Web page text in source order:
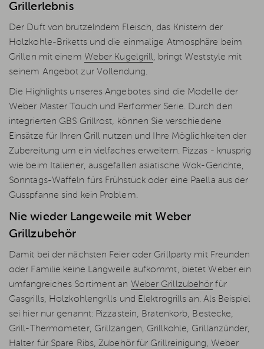
Grillerlebnis
Der Duft von brutzelndem Fleisch, das Knistern der
Holzkohle-Briketts und die einmalige Atmosphäre beim
Grillen mit einem Weber Kugelgrill, bringt Weststyle mit
seinem Angebot zur Vollendung.
Die Highlights unseres Angebotes sind die Modelle der
Weber Master Touch und Performer Serie. Durch den
integrierten GBS Grillrost, können Sie verschiedene
Einsätze für Ihren Grill nutzen und Ihre Möglichkeiten der
Zubereitung um ein vielfaches erweitern. Pizzas - knusprig
wie beim Italiener, ausgefallen asiatische Wok-Gerichte,
Sonntags-Waffeln fürs Frühstück oder eine Paella aus der
Gusspfanne sind kein Problem.
Nie wieder Langeweile mit Weber
Grillzubehör
Damit bei der nächsten Feier oder Grillparty mit Freunden
oder Familie keine Langweile aufkommt, bietet Weber ein
umfangreiches Sortiment an Weber Grillzubehör für
Gasgrills, Holzkohlengrills und Elektrogrills an. Als Beispiel
sei hier nur genannt: Pizzastein, Bratenkorb, Bestecke,
Grill-Thermometer, Grillzangen, Grillkohle, Grillanzünder,
Halter für Spare Ribs, Zubehör für Grillreinigung, Weber